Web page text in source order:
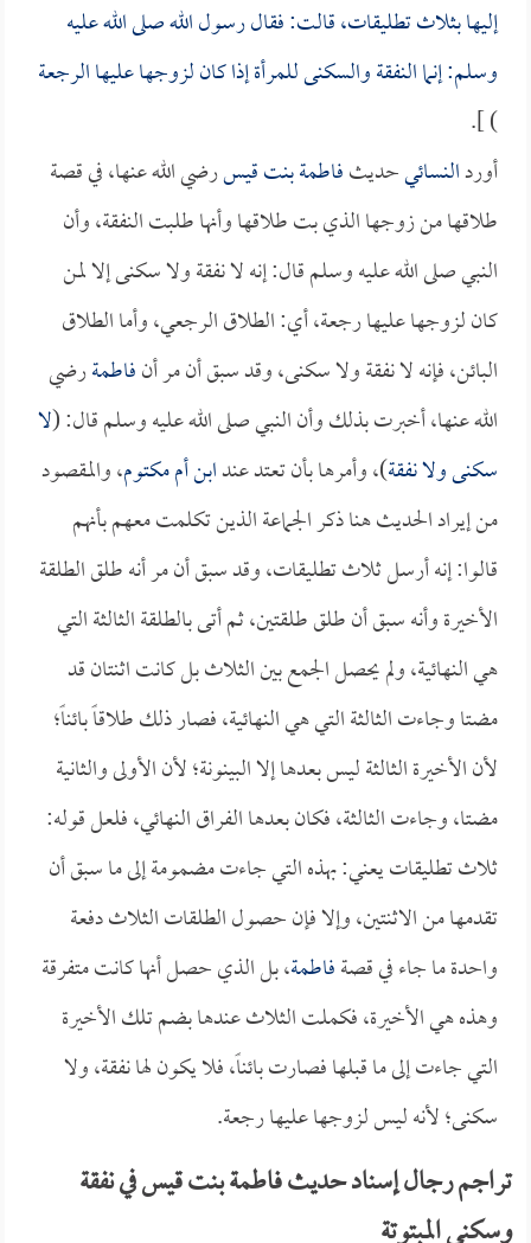
إليها بثلاث تطليقات، قالت: فقال رسول الله صلى الله عليه
وسلم: إنما النفقة والسكنى للمرأة إذا كان لزوجها عليها الرجعة
) ].
أوردالنسائيحديثفاطمة بنت قيسرضي الله عنها، في قصة
طلاقها من زوجها الذي بت طلاقها وأنها طلبت النفقة، وأن
النبي صلى الله عليه وسلم قال: إنه لا نفقة ولا سكنى إلا لمن
كان لزوجها عليها رجعة، أي: الطلاق الرجعي، وأما الطلاق
البائن، فإنه لا نفقة ولا سكنى، وقد سبق أن مر أنفاطمةرضي
الله عنها، أخبرت بذلك وأن النبي صلى الله عليه وسلم قال: (لا
سكنى ولا نفقة)، وأمرها بأن تعتد عندابن أم مكتوم، والمقصود
من إيراد الحديث هنا ذكر الجماعة الذين تكلمت معهم بأنهم
قالوا: إنه أرسل ثلاث تطليقات، وقد سبق أن مر أنه طلق الطلقة
الأخيرة وأنه سبق أن طلق طلقتين، ثم أتى بالطلقة الثالثة التي
هي النهائية، ولم يحصل الجمع بين الثلاث بل كانت اثنتان قد
مضتا وجاءت الثالثة التي هي النهائية، فصار ذلك طلاقاً بائناً؛
لأن الأخيرة الثالثة ليس بعدها إلا البينونة؛ لأن الأولى والثانية
مضتا، وجاءت الثالثة، فكان بعدها الفراق النهائي، فلعل قوله:
ثلاث تطليقات يعني: بهذه التي جاءت مضمومة إلى ما سبق أن
تقدمها من الاثنتين، وإلا فإن حصول الطلقات الثلاث دفعة
واحدة ما جاء في قصةفاطمة، بل الذي حصل أنها كانت متفرقة
وهذه هي الأخيرة، فكملت الثلاث عندها بضم تلك الأخيرة
التي جاءت إلى ما قبلها فصارت بائناً، فلا يكون لها نفقة، ولا
سكنى؛ لأنه ليس لزوجها عليها رجعة.
تراجم رجال إسناد حديث فاطمة بنت قيس في نفقة